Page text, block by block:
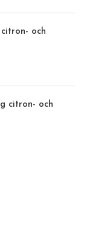
citron- och
citron- och